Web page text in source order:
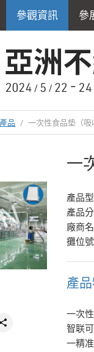
參觀資訊 參
品 / 一次性食品垫（
一
產品
產品
廠商
攤位
產
一次
智联
一精